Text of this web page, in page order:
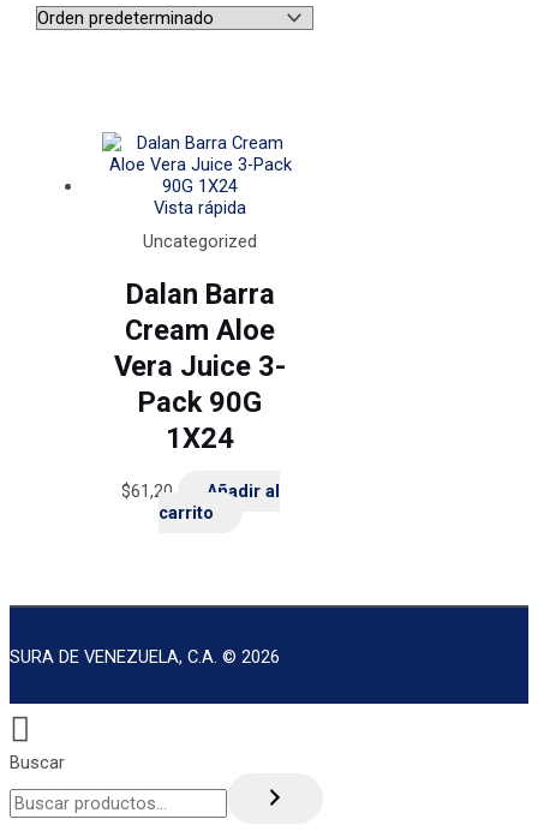
Vista rápida
Uncategorized
Dalan Barra
Cream Aloe
Vera Juice 3-
Pack 90G
1X24
$61,20
Añadir al
carrito
SURA DE VENEZUELA, C.A. © 2026
Buscar